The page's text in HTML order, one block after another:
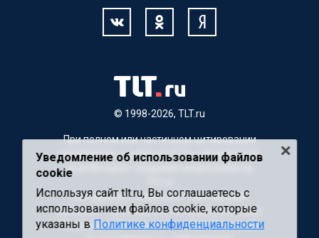
© 1998-2026, TLT.ru
При полном или частичном цитировании
материалов, ссылка на TLT.ru обязательна.
Материалы с пометкой "Партнерский
материал" публикуются на правах рекламы.
Редакция сайта не несет ответственности
Уведомление об использовании файлов
cookie
Используя сайт tlt.ru, Вы соглашаетесь с
использованием файлов cookie, которые
указаны в Политике конфиденциальности